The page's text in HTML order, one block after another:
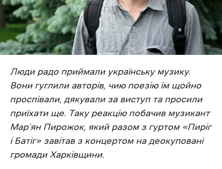
Люди радо приймали українську музику.
Вони гуглили авторів, чию поезію їм щойно
проспівали, дякували за виступ та просили
приїхати ще. Таку реакцію побачив музикант
Мар’ян Пирожок, який разом з гуртом «Пиріг
і Батіг» завітав з концертом на деокуповані
громади Харківщини.